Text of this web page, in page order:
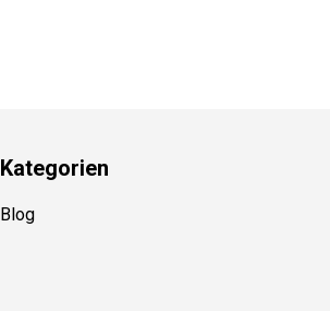
Kategorien
Blog